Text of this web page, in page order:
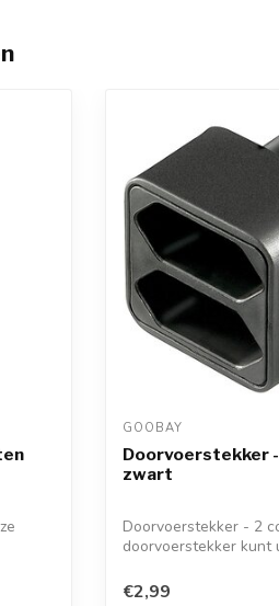
GOOBAY
Doorvoerstekker
zwart
Doorvoerstekker - 2
doorvoerstekker kunt
€2,99